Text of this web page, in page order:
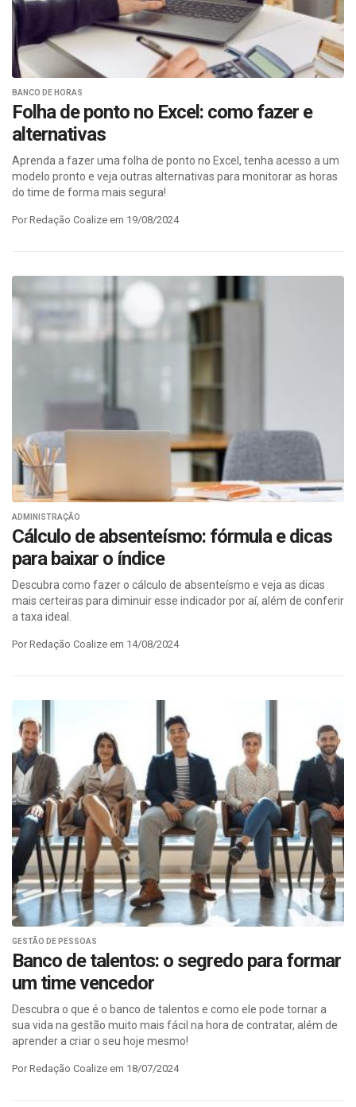
BANCO DE HORAS
Folha de ponto no Excel: como fazer e
alternativas
Aprenda a fazer uma folha de ponto no Excel, tenha acesso a um
modelo pronto e veja outras alternativas para monitorar as horas
do time de forma mais segura!
Por Redação Coalize em 19/08/2024
ADMINISTRAÇÃO
Cálculo de absenteísmo: fórmula e dicas
para baixar o índice
Descubra como fazer o cálculo de absenteísmo e veja as dicas
mais certeiras para diminuir esse indicador por aí, além de conferir
a taxa ideal.
Por Redação Coalize em 14/08/2024
GESTÃO DE PESSOAS
Banco de talentos: o segredo para formar
um time vencedor
Descubra o que é o banco de talentos e como ele pode tornar a
sua vida na gestão muito mais fácil na hora de contratar, além de
aprender a criar o seu hoje mesmo!
Por Redação Coalize em 18/07/2024